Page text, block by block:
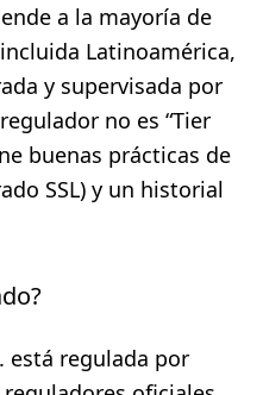
a la mayoría de
Latinoamérica,
y supervisada por
no es “Tier
buenas prácticas de
SSL) y un historial
está regulada por